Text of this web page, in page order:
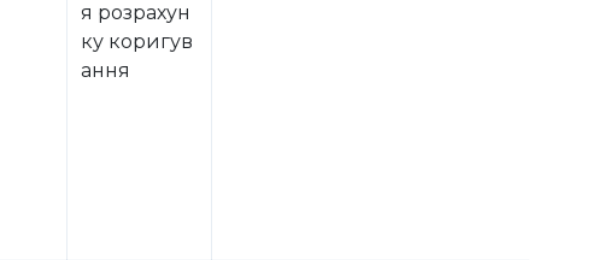
я розрахун
ку коригув
ання